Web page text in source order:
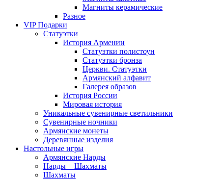
Магниты керамические
Разное
VIP Подарки
Статуэтки
История Армении
Статуэтки полистоун
Статуэтки бронза
Церкви. Статуэтки
Армянский алфавит
Галерея образов
История России
Мировая история
Уникальные сувенирные светильники
Сувенирные ночники
Армянские монеты
Деревянные изделия
Настольные игры
Армянские Нарды
Нарды + Шахматы
Шахматы